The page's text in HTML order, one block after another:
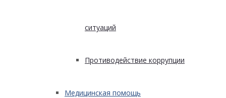
ситуаций
Противодействие коррупции
Медицинская помощь